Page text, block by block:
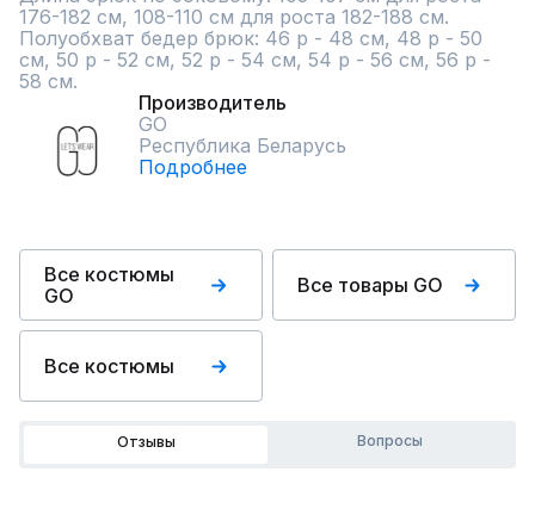
176-182 см, 108-110 см для роста 182-188 см.
Полуобхват бедер брюк: 46 р - 48 см, 48 р - 50
см, 50 р - 52 см, 52 р - 54 см, 54 р - 56 см, 56 р -
58 см.
Производитель
GO
Республика Беларусь
Подробнее
Все костюмы
GO
Все товары GO
Все костюмы
Отзывы Вопросы